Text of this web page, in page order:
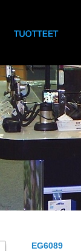
EG6089